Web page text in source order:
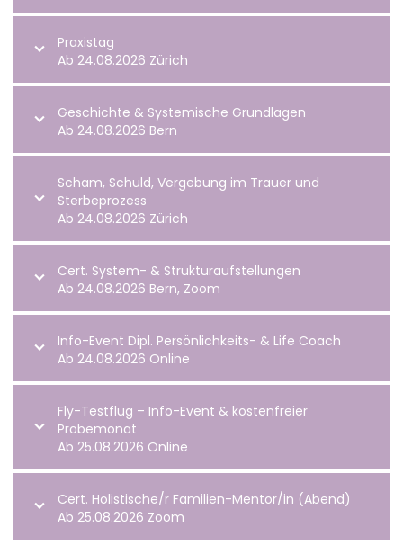
Praxistag
Ab 24.08.2026 Zürich
Geschichte & Systemische Grundlagen
Ab 24.08.2026 Bern
Scham, Schuld, Vergebung im Trauer und
Sterbeprozess
Ab 24.08.2026 Zürich
Cert. System- & Strukturaufstellungen
Ab 24.08.2026 Bern, Zoom
Info-Event Dipl. Persönlichkeits- & Life Coach
Ab 24.08.2026 Online
Fly-Testflug – Info-Event & kostenfreier
Probemonat
Ab 25.08.2026 Online
Cert. Holistische/r Familien-Mentor/in (Abend)
Ab 25.08.2026 Zoom